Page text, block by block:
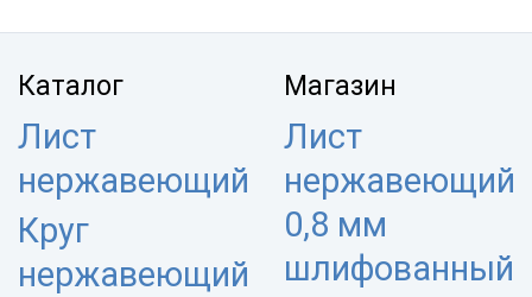
Каталог
Лист
нержавеющий
Круг
нержавеющий
Магазин
Лист
нержавеющий
0,8 мм
шлифованный